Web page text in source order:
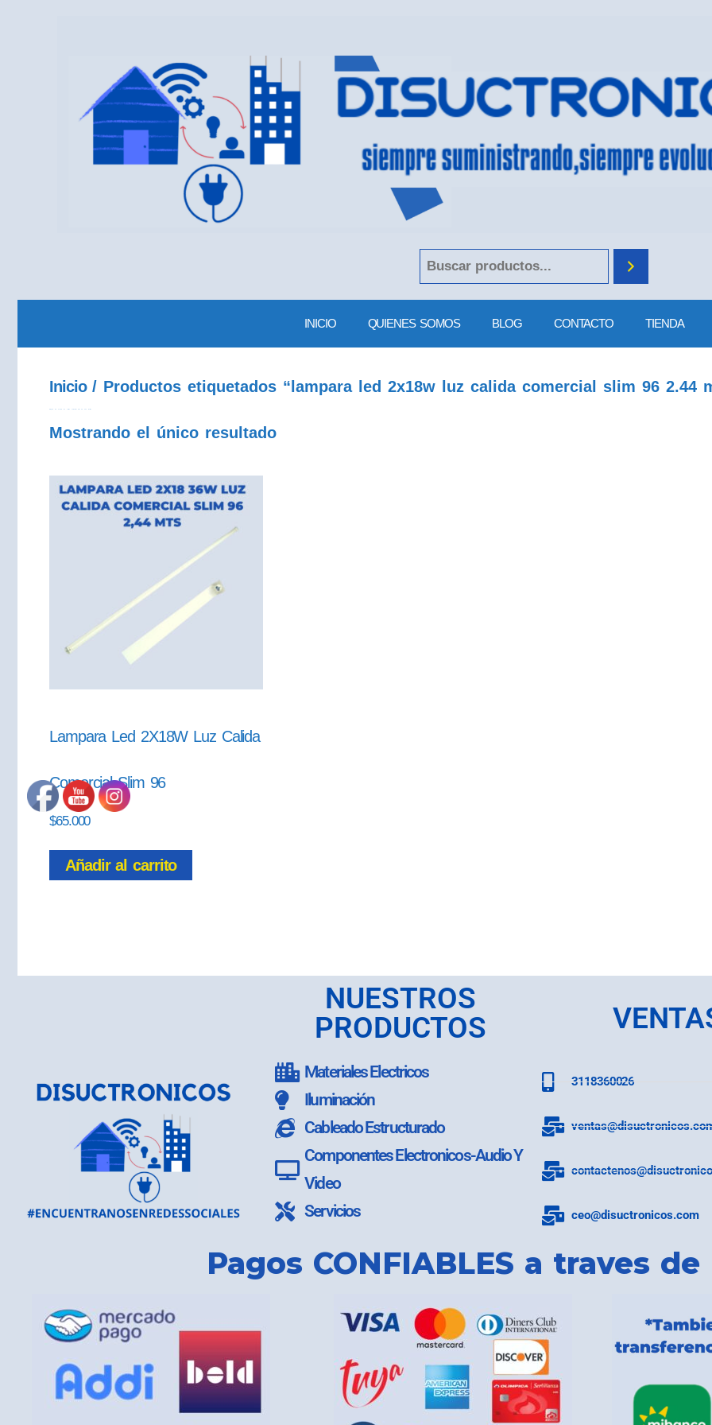
INICIO QUIENES SOMOS BLOG CONTACTO TIENDA
Inicio/ Productos etiquetados “lampara led 2x18w luz calida comercial slim 96 2.44
Mostrando el único resultado
Lampara Led 2X18W Luz Calida
Comercial Slim 96
$65.000
Añadir al carrito
NUESTROS
PRODUCTOS
Materiales Electricos
Iluminación
Cableado Estructurado
Componentes Electronicos-Audio Y
Video
Servicios
3118360026
ceo@disuctronicos.com
Pagos CONFIABLES a traves de